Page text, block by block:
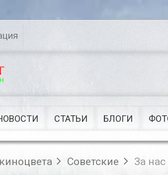
Исторические
Семейные
Фэнтези
Шоу видео Клипы
Поп
СТАТЬИ БЛОГИ
Советские За